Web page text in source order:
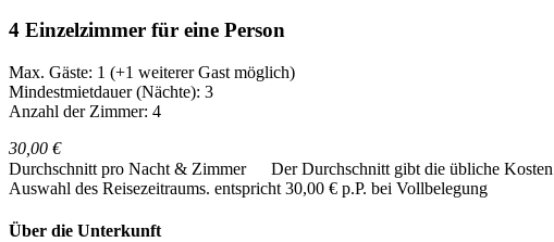
4 Einzelzimmer für eine Person
Max. Gäste: 1 (+1 weiterer Gast möglich)
Mindestmietdauer (Nächte): 3
Anzahl der Zimmer: 4
30,00 €
Durchschnitt pro Nacht & Zimmer
Der Durchschnitt gibt die übliche
Auswahl des Reisezeitraums. entspricht 30,00 € p.P. bei Vollbelegung
Über die Unterkunft